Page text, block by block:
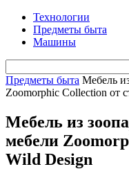
Технологии
Предметы быта
Машины
Предметы быта Мебель
Zoomorphic Collection от
Мебель из
мебели
Wild Design